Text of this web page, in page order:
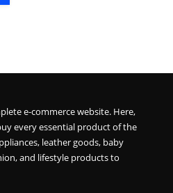
e-commerce website. Here,
every essential product of the
leather goods, baby
and lifestyle products to